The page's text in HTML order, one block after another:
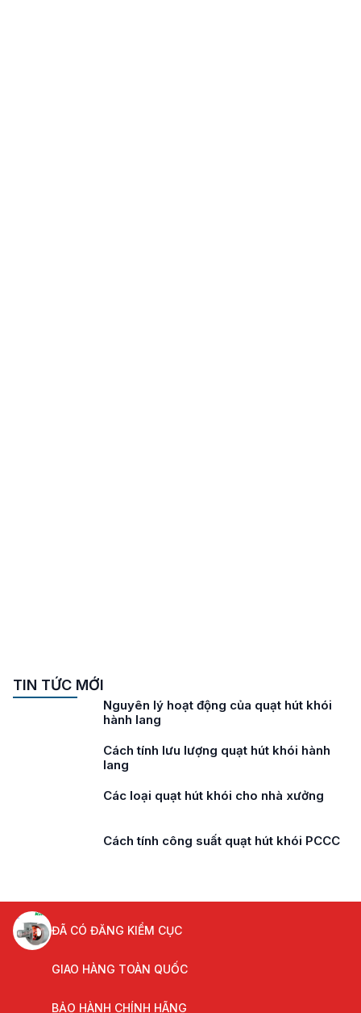
TIN TỨC MỚI
Nguyên lý hoạt động của quạt hút khói
hành lang
Cách tính lưu lượng quạt hút khói hành
lang
Các loại quạt hút khói cho nhà xưởng
Cách tính công suất quạt hút khói PCCC
ĐÃ CÓ ĐĂNG KIỂM CỤC
GIAO HÀNG TOÀN QUỐC
BẢO HÀNH CHÍNH HÃNG